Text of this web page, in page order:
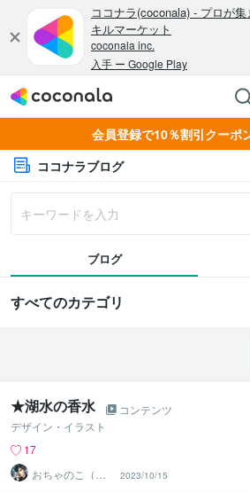
会員登録で10％割引クーポ
ココナラブログ
ブログ
すべてのカテゴリ
★湖水の香水
コンテンツ
デザイン・イラスト
17
おちゃのこ（御
茶乃子祭々）
2023/10/15